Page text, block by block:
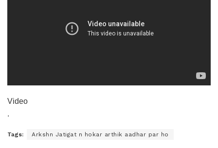
Video
.
Tags: Arkshn Jatigat n hokar arthik aadhar par ho